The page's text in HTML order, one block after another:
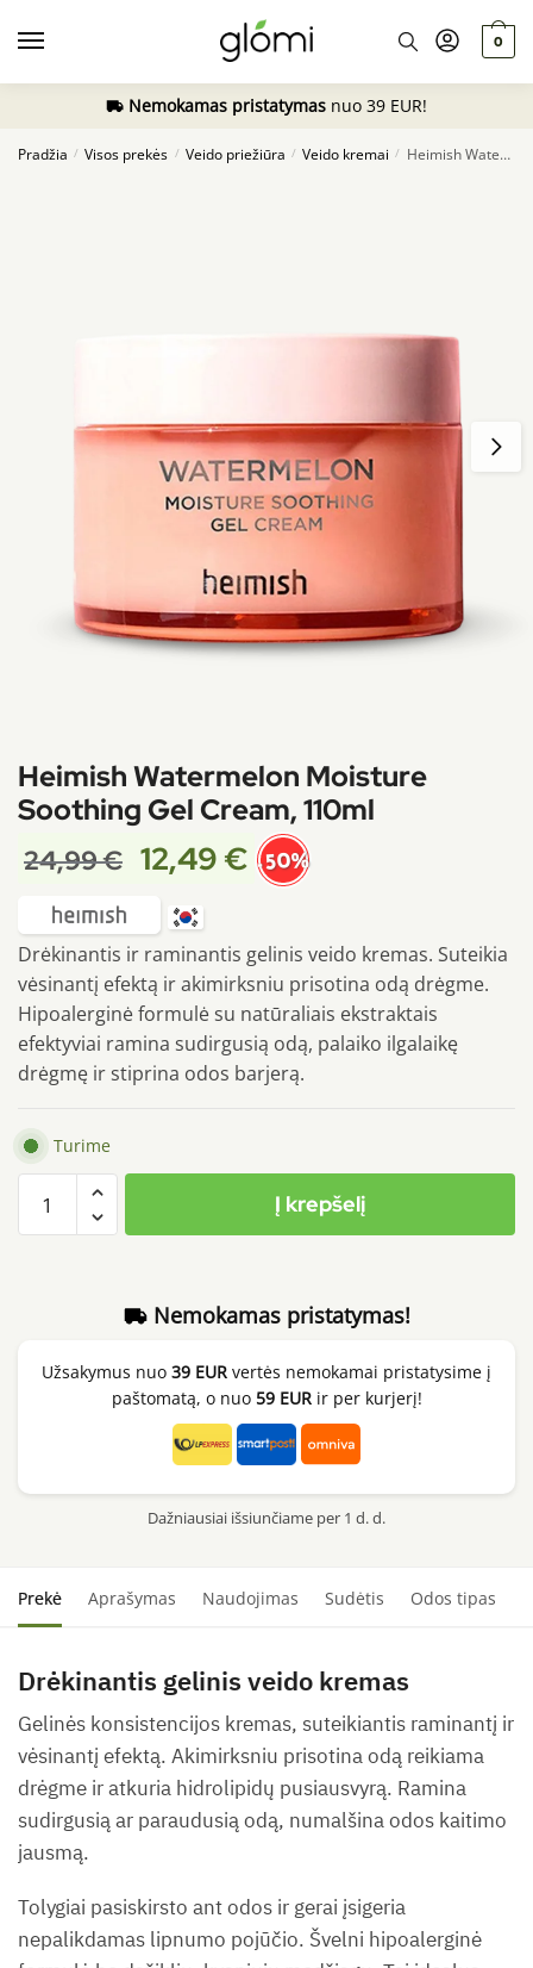
0
Nemokamas pristatymas nuo 39 EUR!
Pradžia / Visos prekės / Veido priežiūra / Veido kremai / Heimish Watermelon Moisture Soothing Gel Cream, 110ml
Heimish Watermelon Moisture
Soothing Gel Cream, 110ml
24,99€ 12,49 € -50%
Drėkinantis ir raminantis gelinis veido kremas. Suteikia
vėsinantį efektą ir akimirksniu prisotina odą drėgme.
Hipoalerginė formulė su natūraliais ekstraktais
efektyviai ramina sudirgusią odą, palaiko ilgalaikę
drėgmę ir stiprina odos barjerą.
Turime
kiekis:
Į krepšelį
Nemokamas pristatymas!
Užsakymus nuo 39 EUR vertės nemokamai pristatysime į
paštomatą, o nuo 59 EURir per kurjerį!
Dažniausiai išsiunčiame per 1 d. d.
Prekė Aprašymas Naudojimas Sudėtis Odos tipas
Drėkinantis gelinis veido kremas
Gelinės konsistencijos kremas, suteikiantis raminantį ir
vėsinantį efektą. Akimirksniu prisotina odą reikiama
drėgme ir atkuria hidrolipidų pusiausvyrą. Ramina
sudirgusią ar paraudusią odą, numalšina odos kaitimo
jausmą.
Tolygiai pasiskirsto ant odos ir gerai įsigeria
nepalikdamas lipnumo pojūčio. Švelni hipoalerginė